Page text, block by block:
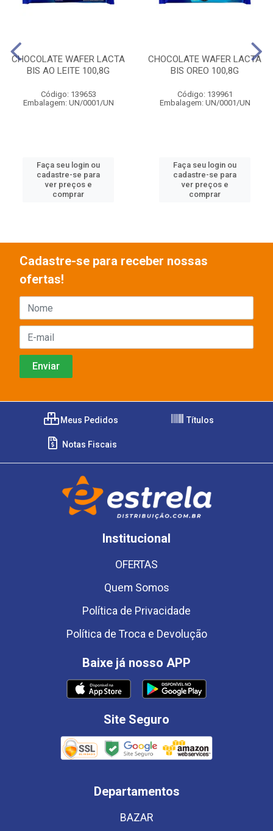
CHOCOLATE WAFER LACTA
BIS AO LEITE 100,8G
Código: 139653
Embalagem: UN/0001/UN
Faça seu login ou
cadastre-se para
ver preços e
comprar
CHOCOLATE WAFER LACTA
BIS OREO 100,8G
Código: 139961
Embalagem: UN/0001/UN
Faça seu login ou
cadastre-se para
ver preços e
comprar
Cadastre-se para receber nossas
ofertas!
Meus Pedidos Títulos
Notas Fiscais
Institucional
OFERTAS
Quem Somos
Política de Privacidade
Política de Troca e Devolução
Baixe já nosso APP
Site Seguro
Departamentos
BAZAR